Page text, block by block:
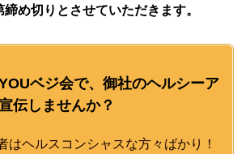
め切りとさせていただきます。
ベジ会で、御社のヘルシーア
伝しませんか？
はヘルスコンシャスな方々ばかり！